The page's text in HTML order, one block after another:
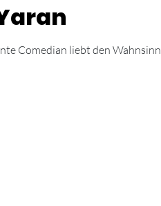
Comedian liebt den Wahnsinn